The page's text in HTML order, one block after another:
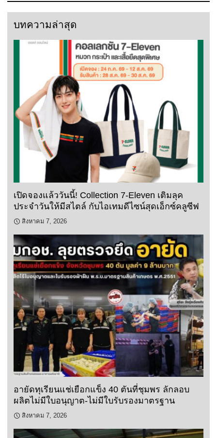
บทความล่าสุด
เปิดจองแล้ววันนี้! Collection 7-Eleven เติมลุค
ประจำวันให้มีสไตล์ กับไอเทมดีไซน์สุดเอ็กซ์คลูซีฟ
สิงหาคม 7, 2026
อายัดทุเรียนแช่เยือกแข็ง 40 ตันที่ชุมพร ลักลอบ
ผลิตไม่มีใบอนุญาต-ไม่มีใบรับรองมาตรฐาน
สิงหาคม 7, 2026